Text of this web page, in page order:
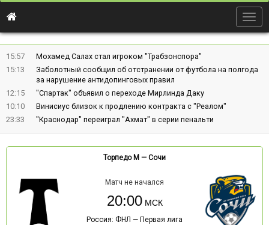
15:57
Мохамед Салах стал игроком "Трабзонспора"
15:13
Заболотный сообщил об отстранении от футбола на полгода
за нарушение антидопинговых правил
12:15
"Спартак" объявил о переходе Мирлинда Даку
10:10
Винисиус близок к продлению контракта с "Реалом"
23:33
"Краснодар" переиграл "Ахмат" в серии пенальти
Торпедо М — Сочи
Матч не начался
20:00
Россия: ФНЛ — Первая лига